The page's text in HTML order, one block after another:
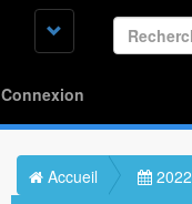
Accueil 2022